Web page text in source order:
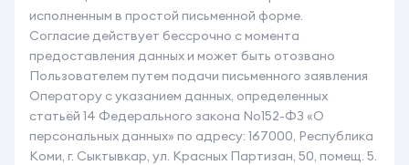
исполненным в простой письменной форме.
Согласие действует бессрочно с момента
предоставления данных и может быть отозвано
Пользователем путем подачи письменного заявления
Оператору с указанием данных, определенных
статьёй 14 Федерального закона No152-ФЗ «О
персональных данных» по адресу: 167000, Республика
Коми, г. Сыктывкар, ул. Красных Партизан, 50, помещ. 5.